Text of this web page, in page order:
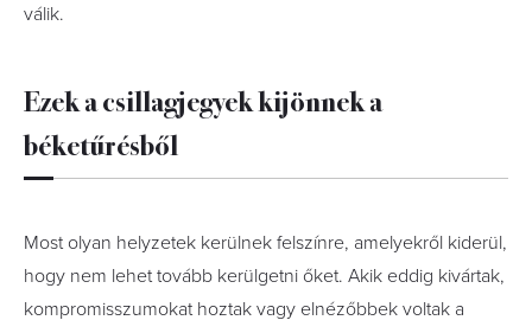
válik.
Ezek a csillagjegyek kijönnek a
béketűrésből
Most olyan helyzetek kerülnek felszínre, amelyekről kiderül,
hogy nem lehet tovább kerülgetni őket. Akik eddig kivártak,
kompromisszumokat hoztak vagy elnézőbbek voltak a